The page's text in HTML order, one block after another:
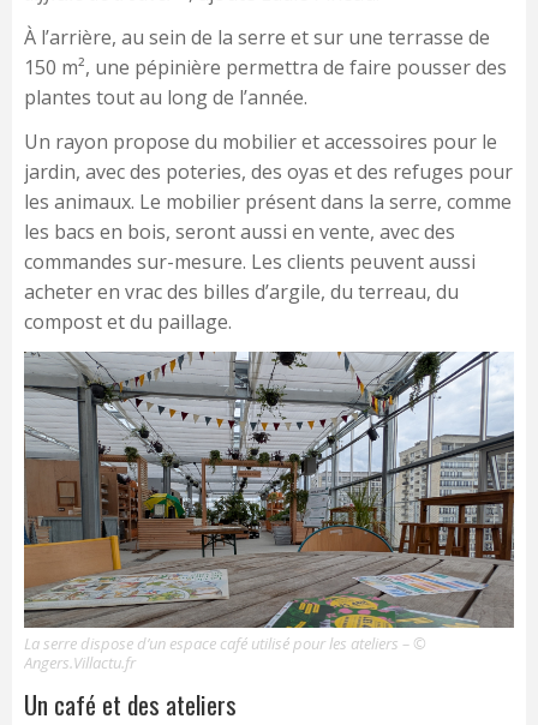
À l’arrière, au sein de la serre et sur une terrasse de
150 m², une pépinière permettra de faire pousser des
plantes tout au long de l’année.
Un rayon propose du mobilier et accessoires pour le
jardin, avec des poteries, des oyas et des refuges pour
les animaux. Le mobilier présent dans la serre, comme
les bacs en bois, seront aussi en vente, avec des
commandes sur-mesure. Les clients peuvent aussi
acheter en vrac des billes d’argile, du terreau, du
compost et du paillage.
La serre dispose d’un espace café utilisé pour les ateliers – ©
Angers.Villactu.fr
Un café et des ateliers